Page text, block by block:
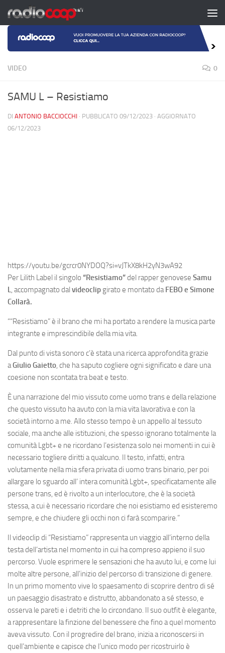
Salta al contenuto
VIDEO 0
SAMU L – Resistiamo
DI ANTONIO BACCIOCCHI · PUBBLICATO 09/12/2023 · AGGIORNATO
06/12/2023
https://youtu.be/gcrcr0NYDOQ?si=vJTkX8kH2yN3wA92
Per Lilith Label il singolo “Resistiamo”del rapper genovese Samu
L, accompagnato dal videoclip girato e montato daFEBO e Simone
Collarà.
““Resistiamo” è il brano che mi ha portato a rendere la musica parte
integrante e imprescindibile della mia vita.
Dal punto di vista sonoro c’è stata una ricerca approfondita grazie
aGiulio Gaietto, che ha saputo cogliere ogni significato e dare una
coesione non scontata tra beat e testo.
È una narrazione del mio vissuto come uomo trans e della relazione
che questo vissuto ha avuto con la mia vita lavorativa e con la
società intorno a me. Allo stesso tempo è un appello al tessuto
sociale, ma anche alle istituzioni, che spesso ignorano totalmente la
comunità Lgbt+ e ne ricordano l’esistenza solo nei momenti in cui è
necessario togliere diritti a qualcuno. Il testo, infatti, entra
volutamente nella mia sfera privata di uomo trans binario, per poi
allargare lo sguardo all’ intera comunità Lgbt+, specificatamente alle
persone trans, ed è rivolto a un interlocutore, che è la società
stessa, a cui è necessario ricordare che noi esistiamo ed esisteremo
sempre, e che chiudere gli occhi non ci farà scomparire.”
Il videoclip di “Resistiamo” rappresenta un viaggio all’interno della
testa dell’artista nel momento in cui ha compreso appieno il suo
percorso. Vuole esprimere le sensazioni che ha avuto lui, e come lui
molte altre persone, all’inizio del percorso di transizione di genere.
In un primo momento vive lo spaesamento di scoprire dentro di sé
un paesaggio disastrato e distrutto, abbandonato a sé stesso, e
osserva le pareti e i detriti che lo circondano. Il suo outfit è elegante,
a rappresentare la finzione del benessere che fino a quel momento
aveva vissuto. Con il progredire del brano, inizia a riconoscersi in
quell’ambiente e capisce che l’unico modo per ricostruirlo è